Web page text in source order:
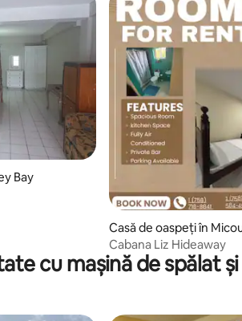
Bay
Casă de oaspeți în
Cabana Liz Hideaway
cu mașină de spălat